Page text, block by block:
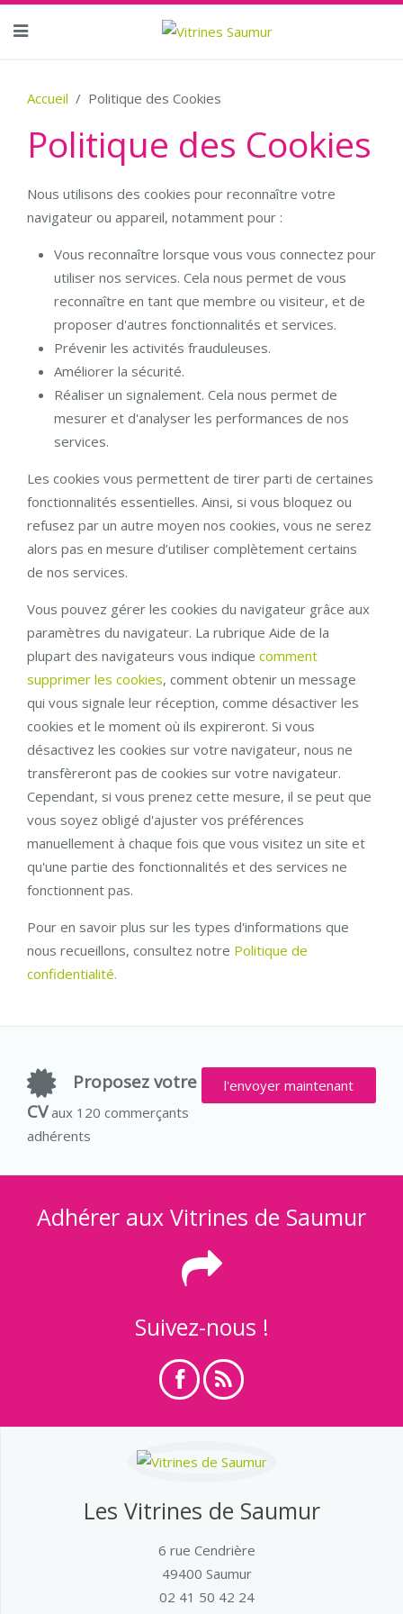
Accueil Politique des Cookies
Politique des Cookies
Nous utilisons des cookies pour reconnaître votre
navigateur ou appareil, notamment pour :
Vous reconnaître lorsque vous vous connectez pour
utiliser nos services. Cela nous permet de vous
reconnaître en tant que membre ou visiteur, et de
proposer d'autres fonctionnalités et services.
Prévenir les activités frauduleuses.
Améliorer la sécurité.
Réaliser un signalement. Cela nous permet de
mesurer et d'analyser les performances de nos
services.
Les cookies vous permettent de tirer parti de certaines
fonctionnalités essentielles. Ainsi, si vous bloquez ou
refusez par un autre moyen nos cookies, vous ne serez
alors pas en mesure d’utiliser complètement certains
de nos services.
Vous pouvez gérer les cookies du navigateur grâce aux
paramètres du navigateur. La rubrique Aide de la
plupart des navigateurs vous indique comment
supprimer les cookies, comment obtenir un message
qui vous signale leur réception, comme désactiver les
cookies et le moment où ils expireront. Si vous
désactivez les cookies sur votre navigateur, nous ne
transfèreront pas de cookies sur votre navigateur.
Cependant, si vous prenez cette mesure, il se peut que
vous soyez obligé d'ajuster vos préférences
manuellement à chaque fois que vous visitez un site et
qu'une partie des fonctionnalités et des services ne
fonctionnent pas.
Pour en savoir plus sur les types d'informations que
nous recueillons, consultez notre Politique de
confidentialité.
l'envoyer maintenant
Proposez votre
CVaux 120 commerçants
adhérents
Adhérer aux Vitrines de Saumur
Suivez-nous !
Les Vitrines de Saumur
6 rue Cendrière
49400 Saumur
02 41 50 42 24